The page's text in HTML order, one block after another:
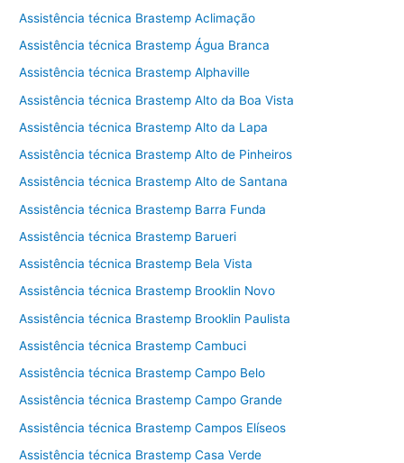
Assistência técnica Brastemp Aclimação
Assistência técnica Brastemp Água Branca
Assistência técnica Brastemp Alphaville
Assistência técnica Brastemp Alto da Boa Vista
Assistência técnica Brastemp Alto da Lapa
Assistência técnica Brastemp Alto de Pinheiros
Assistência técnica Brastemp Alto de Santana
Assistência técnica Brastemp Barra Funda
Assistência técnica Brastemp Barueri
Assistência técnica Brastemp Bela Vista
Assistência técnica Brastemp Brooklin Novo
Assistência técnica Brastemp Brooklin Paulista
Assistência técnica Brastemp Cambuci
Assistência técnica Brastemp Campo Belo
Assistência técnica Brastemp Campo Grande
Assistência técnica Brastemp Campos Elíseos
Assistência técnica Brastemp Casa Verde